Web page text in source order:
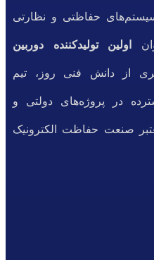
حفاظتی و نظارتی
اولین تولیدکننده دوربین
از دانش فنی روز، تیم
در پروژه‌های دولتی و
صنعت حفاظت الکترونیک